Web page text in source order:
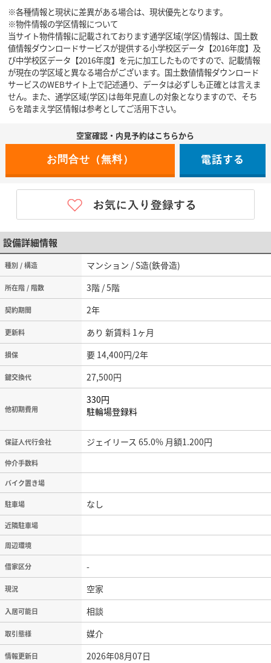
※各種情報と現状に差異がある場合は、現状優先となります。
※物件情報の学区情報について
当サイト物件情報に記載されております通学区域(学区)情報は、国土数
値情報ダウンロードサービスが提供する小学校区データ【2016年度】及
び中学校区データ【2016年度】を元に加工したものですので、記載情報
が現在の学区域と異なる場合がございます。国土数値情報ダウンロード
サービスのWEBサイト上で記述通り、データは必ずしも正確とは言えま
せん。また、通学区域(学区)は毎年見直しの対象となりますので、そち
らを踏まえ学区情報は参考としてご活用下さい。
空室確認・内見予約はこちらから
電話する
設備詳細情報
種別 / 構造 マンション / S造(鉄骨造)
所在階 / 階数 3階 / 5階
契約期間 2年
更新料 あり 新賃料 1ヶ月
損保 要 14,400円/2年
鍵交換代 27,500円
他初期費用
330円
駐輪場登録料
保証人代行会社 ジェイリース 65.0% 月額1.200円
仲介手数料
バイク置き場
駐車場 なし
近隣駐車場
周辺環境
借家区分 -
現況 空家
入居可能日 相談
取引態様 媒介
情報更新日 2026年08月07日